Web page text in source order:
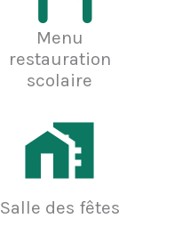
Menu
restauration
scolaire
Salle des fêtes